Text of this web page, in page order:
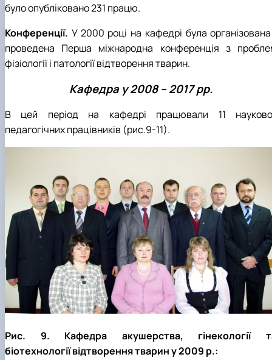
було опубліковано 231 працю.
Конференції. У 2000 році на кафедрі була організована
проведена Перша міжнародна конференція з
фізіології і патології відтворення тварин.
Кафедра у 2008 – 2017 рр.
В цей період на кафедрі працювали 11
педагогічних працівників (рис.9-11).
Рис. 9. Кафедра акушерства, гінекології
біотехнології відтворення тварин у 2009 р.: